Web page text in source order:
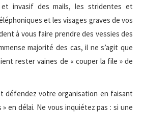
invasif des mails, les stridentes et
et les visages graves de vos
à vous faire prendre des vessies des
majorité des cas, il ne s’agit que
rester vaines de « couper la file » de
défendez votre organisation en faisant
en délai. Ne vous inquiétez pas : si une